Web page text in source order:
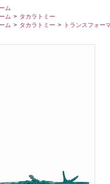
ム
ム
タカラトミー
ム タカラトミー トランスフォー